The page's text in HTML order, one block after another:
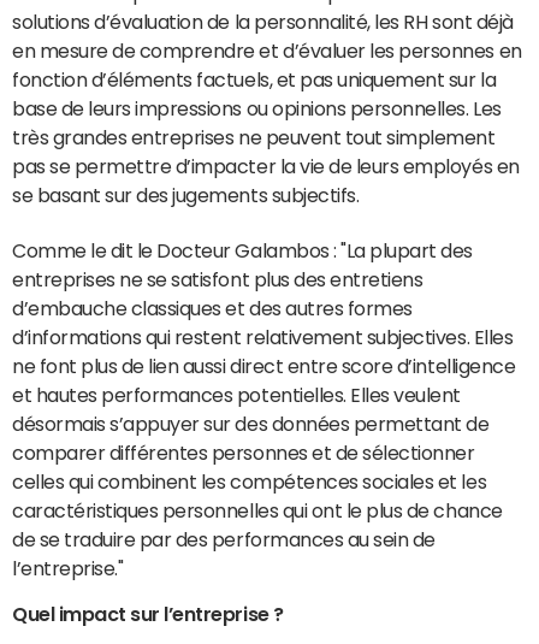
solutions d’évaluation de la personnalité, les RH sont déjà
en mesure de comprendre et d’évaluer les personnes en
fonction d’éléments factuels, et pas uniquement sur la
base de leurs impressions ou opinions personnelles. Les
très grandes entreprises ne peuvent tout simplement
pas se permettre d’impacter la vie de leurs employés en
se basant sur des jugements subjectifs.
Comme le dit le Docteur Galambos : "La plupart des
entreprises ne se satisfont plus des entretiens
d’embauche classiques et des autres formes
d’informations qui restent relativement subjectives. Elles
ne font plus de lien aussi direct entre score d’intelligence
et hautes performances potentielles. Elles veulent
désormais s’appuyer sur des données permettant de
comparer différentes personnes et de sélectionner
celles qui combinent les compétences sociales et les
caractéristiques personnelles qui ont le plus de chance
de se traduire par des performances au sein de
l’entreprise."
Quel impact sur l’entreprise ?